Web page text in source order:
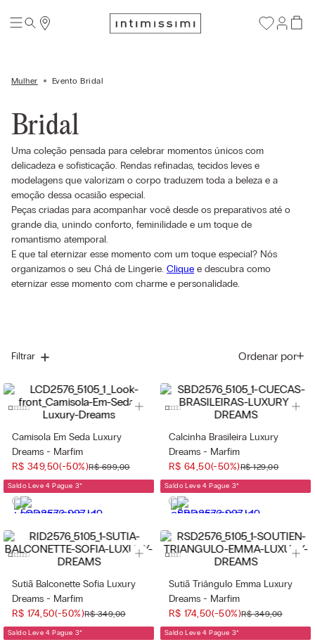
Mulher Evento Bridal
Bridal
Uma coleção pensada para celebrar momentos únicos com
delicadeza e sofisticação. Rendas refinadas, tecidos leves e
modelagens que valorizam o corpo traduzem toda a beleza e a
emoção dessa ocasião especial.
Peças criadas para acompanhar você desde os preparativos até o
grande dia, unindo conforto, feminilidade e um toque de
romantismo atemporal.
E que tal eternizar esse momento com um toque especial? Nós
organizamos o seu Chá de Lingerie. Clique e descubra como
eternizar esse momento com charme e personalidade.
Filtrar Ordenar por
Camisola Em Seda Luxury
Dreams - Marfim
R$ 349,50(-50%)R$ 699,00
Saldo Leve 4 Pague 3*
Calcinha Brasileira Luxury
Dreams - Marfim
R$ 64,50(-50%)R$ 129,00
Saldo Leve 4 Pague 3*
Sutiã Balconette Sofia Luxury
Dreams - Marfim
R$ 174,50(-50%)R$ 349,00
Saldo Leve 4 Pague 3*
Sutiã Triângulo Emma Luxury
Dreams - Marfim
R$ 174,50(-50%)R$ 349,00
Saldo Leve 4 Pague 3*